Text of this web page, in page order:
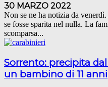
30 MARZO 2022
Non se ne ha notizia da
se fosse sparita nel nulla. La
scomparsa...
Sorrento: precipita
un bambino di 11 anni